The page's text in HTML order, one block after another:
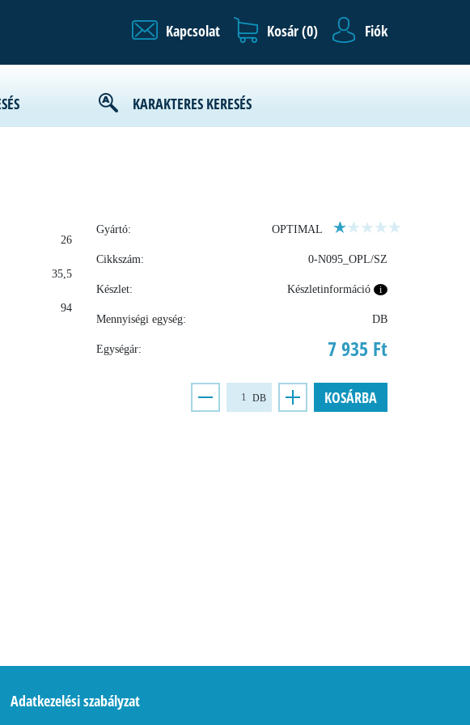
Kapcsolat Kosár (0) Fiók
KARAKTERES KERESÉS
26
35,5
94
Gyártó: OPTIMAL
Cikkszám: 0-N095_OPL/SZ
Készlet: Készletinformáció i
Mennyiségi egység: DB
Egységár: 7 935 Ft
DB KOSÁRBA
Adatkezelési szabályzat